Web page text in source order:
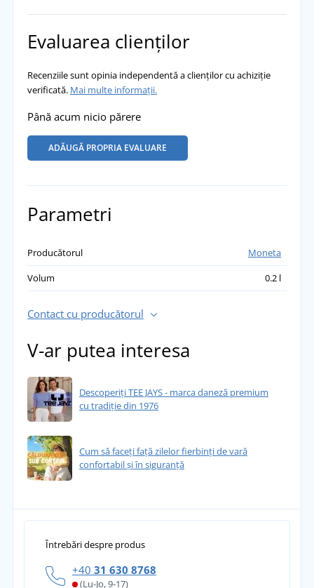
Evaluarea clienților
Recenziile sunt opinia independentă a clienților cu achiziție
verificată. Mai multe informații.
Până acum nicio părere
ADĂUGĂ PROPRIA EVALUARE
Parametri
Producătorul
Moneta
Volum
0.2 l
Contact cu producătorul
V-ar putea interesa
Descoperiți TEE JAYS - marca daneză premium
cu tradiție din 1976
Cum să faceți față zilelor fierbinți de vară
confortabil și în siguranță
Întrebări despre produs
+40 31 630 8768
(Lu-Jo, 9-17)